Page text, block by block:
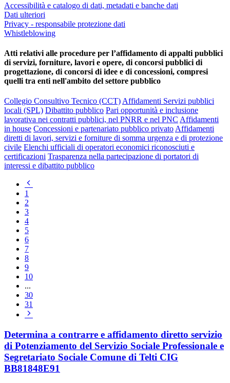
Accessibilità e catalogo di dati, metadati e banche dati
Dati ulteriori
Privacy - responsabile protezione dati
Whistleblowing
Atti relativi alle procedure per l’affidamento di appalti pubblici
di servizi, forniture, lavori e opere, di concorsi pubblici di
progettazione, di concorsi di idee e di concessioni, compresi
quelli tra enti nell'ambito del settore pubblico
Collegio Consultivo Tecnico (CCT) Affidamenti Servizi pubblici
locali (SPL) Dibattito pubblico Pari opportunità e inclusione
lavorativa nei contratti pubblici, nel PNRR e nel PNC Affidamenti
in house Concessioni e partenariato pubblico privato Affidamenti
diretti di lavori, servizi e forniture di somma urgenza e di protezione
civile Elenchi ufficiali di operatori economici riconosciuti e
certificazioni Trasparenza nella partecipazione di portatori di
interessi e dibattito pubblico
1
2
3
4
5
6
7
8
9
10
...
30
31
Determina a contrarre e affidamento diretto servizio
di Potenziamento del Servizio Sociale Professionale e
Segretariato Sociale Comune di Telti CIG
BB81848E91